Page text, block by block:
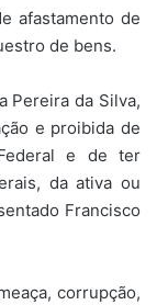
afastamento de
de bens.
Pereira da Silva,
e proibida de
e de ter
da ativa ou
Francisco
corrupção,